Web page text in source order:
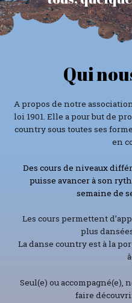
Qui
A propos de notre
loi 1901. Elle a pour but de
country sous toutes ses
en
Des cours de niveaux
puisse avancer à son
semaine de
Les cours permettent
plus
La danse country est à la
Seul(e) ou accompagné(e),
faire